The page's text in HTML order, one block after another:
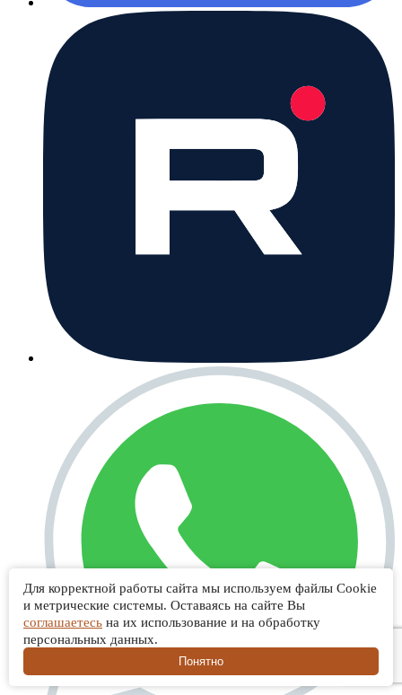
Для корректной работы сайта мы используем файлы Cookie
и метрические системы. Оставаясь на сайте Вы
соглашаетесь на их использование и на обработку
персональных данных.
Понятно